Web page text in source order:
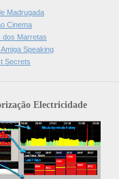
Madrugada
Cinema
dos Marretas
Speaking
Secrets
Electricidade